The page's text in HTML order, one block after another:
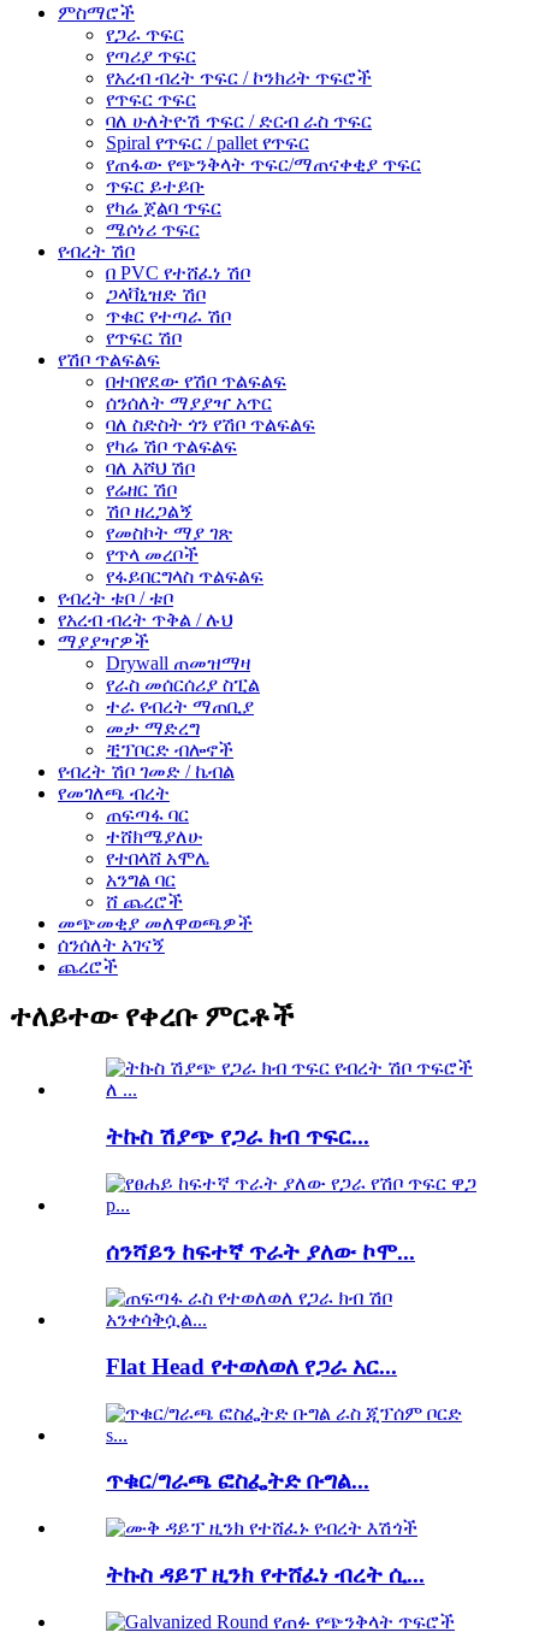
ምስማሮች
የጋራ ጥፍር
የጣሪያ ጥፍር
የአረብ ብረት ጥፍር / ኮንክሪት ጥፍሮች
የጥፍር ጥፍር
ባለ ሁለትዮሽ ጥፍር / ድርብ ራስ ጥፍር
Spiral የጥፍር / pallet የጥፍር
የጠፋው የጭንቅላት ጥፍር/ማጠናቀቂያ ጥፍር
ጥፍር ይተይቡ
የካሬ ጀልባ ጥፍር
ሜሶነሪ ጥፍር
የብረት ሽቦ
በ PVC የተሸፈነ ሽቦ
ጋላቫኒዝድ ሽቦ
ጥቁር የተጣራ ሽቦ
የጥፍር ሽቦ
የሽቦ ጥልፍልፍ
በተበየደው የሽቦ ጥልፍልፍ
ሰንሰለት ማያያዣ አጥር
ባለ ስድስት ጎን የሽቦ ጥልፍልፍ
የካሬ ሽቦ ጥልፍልፍ
ባለ እሾህ ሽቦ
የሬዘር ሽቦ
ሽቦ ዘረጋልኝ
የመስኮት ማያ ገጽ
የጥላ መረቦች
የፋይበርግላስ ጥልፍልፍ
የብረት ቱቦ / ቱቦ
የአረብ ብረት ጥቅል / ሉህ
ማያያዣዎች
Drywall ጠመዝማዛ
የራስ መሰርሰሪያ ስፒል
ተራ የብረት ማጠቢያ
መታ ማድረግ
ቺፕቦርድ ብሎኖች
የብረት ሽቦ ገመድ / ኬብል
የመገለጫ ብረት
ጠፍጣፋ ባር
ተሸክሜያለሁ
የተበላሸ አሞሌ
አንግል ባር
ሸ ጨረሮች
መጭመቂያ መለዋወጫዎች
ሰንሰለት አገናኝ
ጨረሮች
ተለይተው የቀረቡ ምርቶች
ትኩስ ሽያጭ የጋራ ክብ ጥፍር...
ሰንሻይን ከፍተኛ ጥራት ያለው ኮሞ...
Flat Head የተወለወለ የጋራ አር...
ጥቁር/ግራጫ ፎስፌትድ ቡግል...
ትኩስ ዳይፕ ዚንክ የተሸፈነ ብረት ሲ...